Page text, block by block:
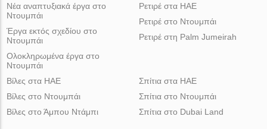
Νέα αναπτυξιακά έργα στο
Ντουμπάι
Έργα εκτός σχεδίου στο
Ντουμπάι
Ολοκληρωμένα έργα στο
Ντουμπάι
Ρετιρέ στα ΗΑΕ
Ρετιρέ στο Ντουμπάι
Ρετιρέ στη Palm Jumeirah
Βίλες στα ΗΑΕ
Βίλες στο Ντουμπάι
Βίλες στο Άμπου Ντάμπι
Σπίτια στα ΗΑΕ
Σπίτια στο Ντουμπάι
Σπίτια στο Dubai Land